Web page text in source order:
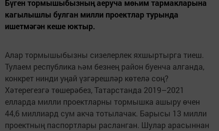
Бүген тормышыбызның аеруча мөһим тармакларына
кагылышлы булган милли проектлар турында
ишетмәгән кеше юктыр.
Алар тормышыбызны сизелерлек яхшыртырга тиеш.
Тулаем республика һәм безнең район буенча алганда,
конкрет нинди уңай үзгәрешләр көтелә соң?
Хәтерегезгә төшерәбез, Татарстанда 2019–2021
елларда милли проектларны тормышка ашыру өчен
44,6 миллиард сум акча тотылачак. Барысы 13 милли
проектның паспортлары расланган. Шулар арасыннан